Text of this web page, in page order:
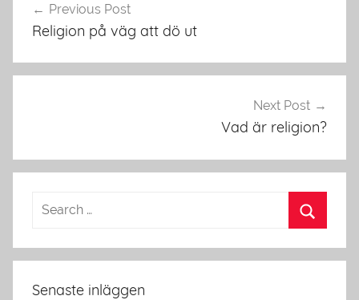
Previous Post
Religion på väg att dö ut
Next Post
Vad är religion?
Senaste inläggen